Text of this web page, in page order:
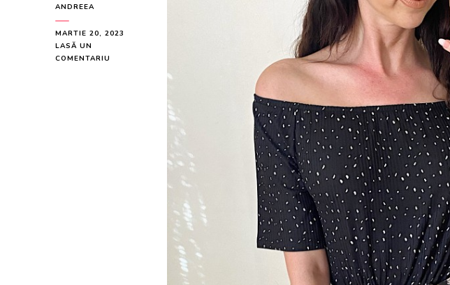
ANDREEA
MARTIE 20, 2023
LASĂ UN
COMENTARIU